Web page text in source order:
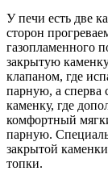
У печи есть две
сторон
газопламенного
закрытую
клапаном, где
парную, а сперва
каменку, где
комфортный
парную.
закрытой
топки.